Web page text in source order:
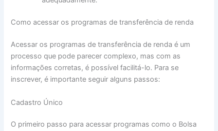
Como acessar os programas de transferência de renda
Acessar os programas de transferência de renda é um
processo que pode parecer complexo, mas com as
informações corretas, é possível facilitá-lo. Para se
inscrever, é importante seguir alguns passos:
Cadastro Único
O primeiro passo para acessar programas como o Bolsa